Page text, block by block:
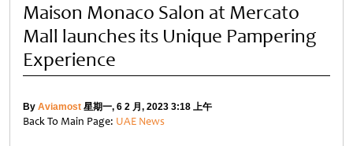
Maison Monaco Salon at Mercato
Mall launches its Unique Pampering
Experience
By Aviamost 星期一, 6 2 月, 2023 3:18 上午
Back To Main Page: UAE News